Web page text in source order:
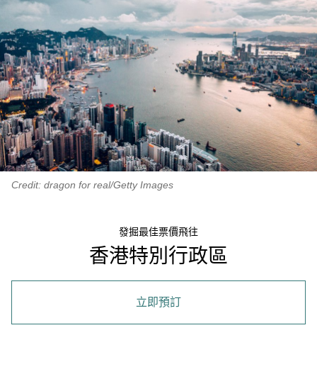
Credit: dragon for real/Getty Images
發掘最佳票價飛往
香港特別行政區
立即預訂